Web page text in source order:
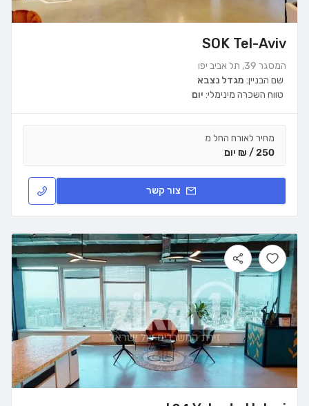
SOK Tel-Aviv
המסגר 39, תל אביב יפו
שם הבניין: מגדל נצבא
טווח השכרה מינימלי: יום
מחיר לאורח החל מ
250 / ₪ יום
צור קשר